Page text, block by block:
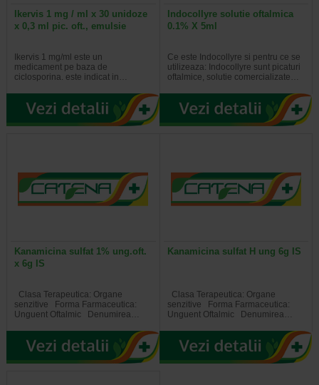
Ikervis 1 mg / ml x 30 unidoze
x 0,3 ml pic. oft., emulsie
Ikervis 1 mg/ml este un
medicament pe baza de
ciclosporina. este indicat in…
Indocollyre solutie oftalmica
0.1% X 5ml
Ce este Indocollyre si pentru ce se
utilizeaza: Indocollyre sunt picaturi
oftalmice, solutie comercializate…
Kanamicina sulfat 1% ung.oft.
x 6g IS
Clasa Terapeutica: Organe
senzitive Forma Farmaceutica:
Unguent Oftalmic Denumirea…
Kanamicina sulfat H ung 6g IS
Clasa Terapeutica: Organe
senzitive Forma Farmaceutica:
Unguent Oftalmic Denumirea…